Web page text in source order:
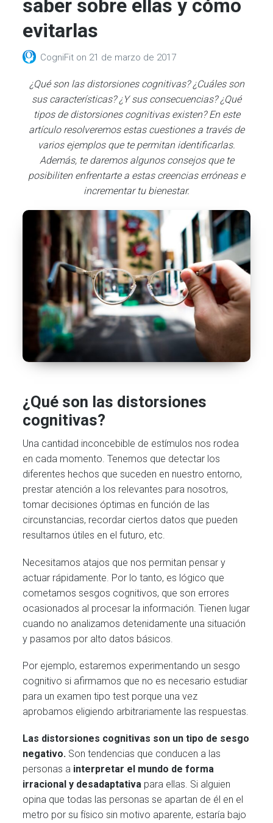
saber sobre ellas y cómo
evitarlas
CogniFit on 21 de marzo de 2017
¿Qué son las distorsiones cognitivas? ¿Cuáles son
sus características? ¿Y sus consecuencias? ¿Qué
tipos de distorsiones cognitivas existen? En este
artículo resolveremos estas cuestiones a través de
varios ejemplos que te permitan identificarlas.
Además, te daremos algunos consejos que te
posibiliten enfrentarte a estas creencias erróneas e
incrementar tu bienestar.
¿Qué son las distorsiones
cognitivas?
Una cantidad inconcebible de estímulos nos rodea
en cada momento. Tenemos que detectar los
diferentes hechos que suceden en nuestro entorno,
prestar atención a los relevantes para nosotros,
tomar decisiones óptimas en función de las
circunstancias, recordar ciertos datos que pueden
resultarnos útiles en el futuro, etc.
Necesitamos atajos que nos permitan pensar y
actuar rápidamente. Por lo tanto, es lógico que
cometamos sesgos cognitivos, que son errores
ocasionados al procesar la información. Tienen lugar
cuando no analizamos detenidamente una situación
y pasamos por alto datos básicos.
Por ejemplo, estaremos experimentando un sesgo
cognitivo si afirmamos que no es necesario estudiar
para un examen tipo test porque una vez
aprobamos eligiendo arbitrariamente las respuestas.
Las distorsiones cognitivas son un tipo de sesgo
negativo. Son tendencias que conducen a las
personas a interpretar el mundo de forma
irracional y desadaptativa para ellas. Si alguien
opina que todas las personas se apartan de él en el
metro por su físico sin motivo aparente, estaría bajo